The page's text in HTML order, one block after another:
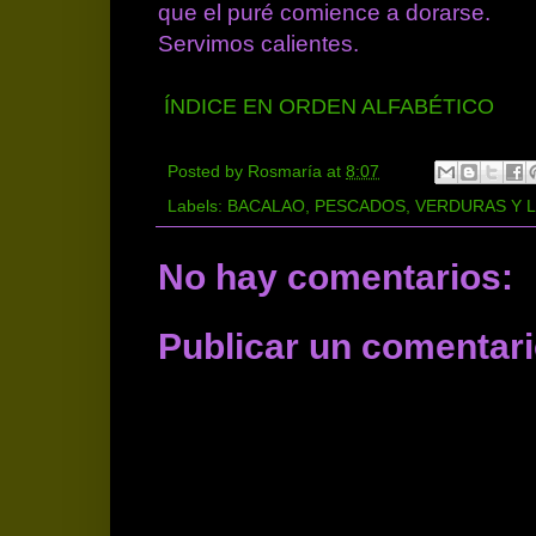
que el puré comience a dorarse.
Servimos calientes.
ÍNDICE EN ORDEN ALFABÉTICO
Posted by Rosmaría at 8:07
Labels: BACALAO, PESCADOS, VERDURAS Y
No hay comentarios:
Publicar un